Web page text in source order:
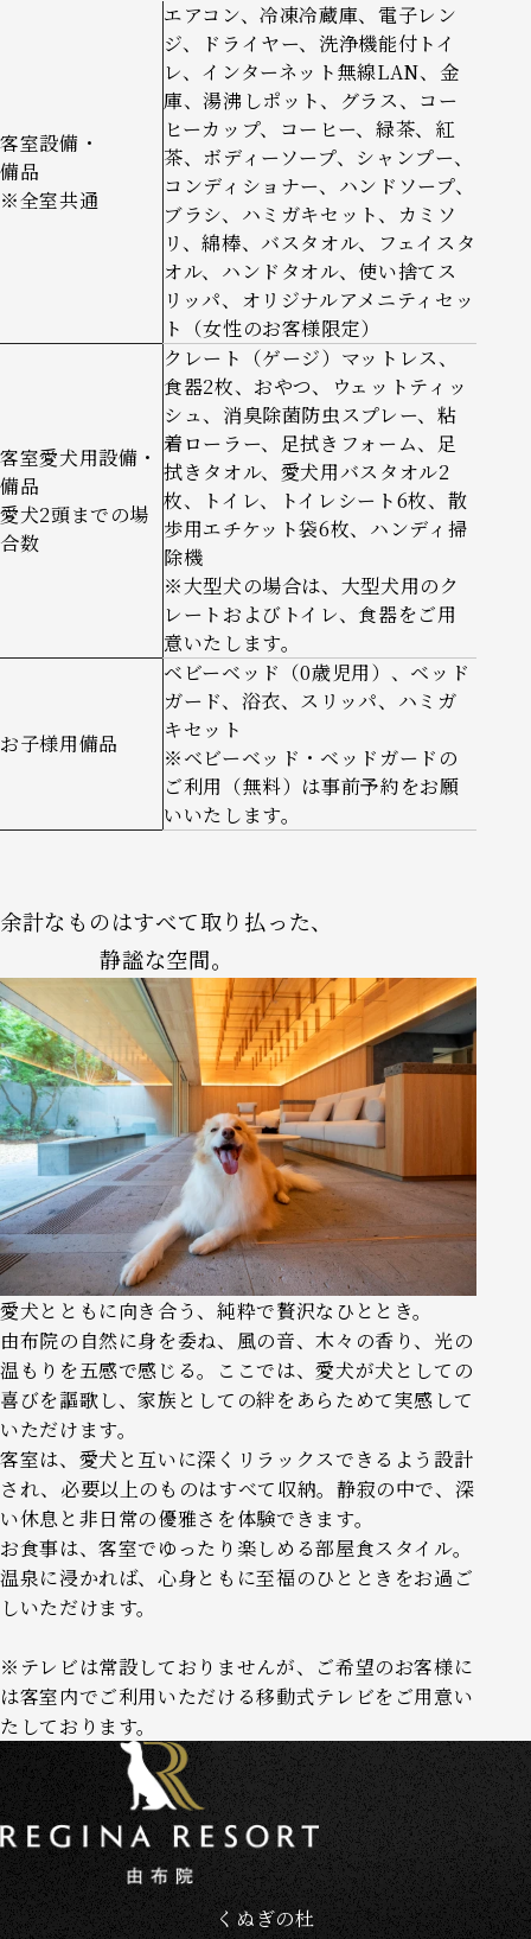
客室設備・
備品
※全室共通
エアコン、冷凍冷蔵庫、電子レン
ジ、ドライヤー、洗浄機能付トイ
レ、インターネット無線LAN、金
庫、湯沸しポット、グラス、コー
ヒーカップ、コーヒー、緑茶、紅
茶、ボディーソープ、シャンプー、
コンディショナー、ハンドソープ、
ブラシ、ハミガキセット、カミソ
リ、綿棒、バスタオル、フェイスタ
オル、ハンドタオル、使い捨てス
リッパ、オリジナルアメニティセッ
ト（女性のお客様限定）
客室愛犬用設備・
備品
愛犬2頭までの場
合数
クレート（ゲージ）マットレス、
食器2枚、おやつ、ウェットティッ
シュ、消臭除菌防虫スプレー、粘
着ローラー、足拭きフォーム、足
拭きタオル、愛犬用バスタオル2
枚、トイレ、トイレシート6枚、散
歩用エチケット袋6枚、ハンディ掃
除機
※大型犬の場合は、大型犬用のク
レートおよびトイレ、食器をご用
意いたします。
お子様用備品
ベビーベッド（0歳児用）、ベッド
ガード、浴衣、スリッパ、ハミガ
キセット
※ベビーベッド・ベッドガードの
ご利用（無料）は事前予約をお願
いいたします。
余計なものはすべて取り払った、
静謐な空間。
愛犬とともに向き合う、純粋で贅沢なひととき。
由布院の自然に身を委ね、風の音、木々の香り、光の
温もりを五感で感じる。ここでは、愛犬が犬としての
喜びを謳歌し、家族としての絆をあらためて実感して
いただけます。
客室は、愛犬と互いに深くリラックスできるよう設計
され、必要以上のものはすべて収納。静寂の中で、深
い休息と非日常の優雅さを体験できます。
お食事は、客室でゆったり楽しめる部屋食スタイル。
温泉に浸かれば、心身ともに至福のひとときをお過ご
しいただけます。
※テレビは常設しておりませんが、ご希望のお客様に
は客室内でご利用いただける移動式テレビをご用意い
たしております。
くぬぎの杜